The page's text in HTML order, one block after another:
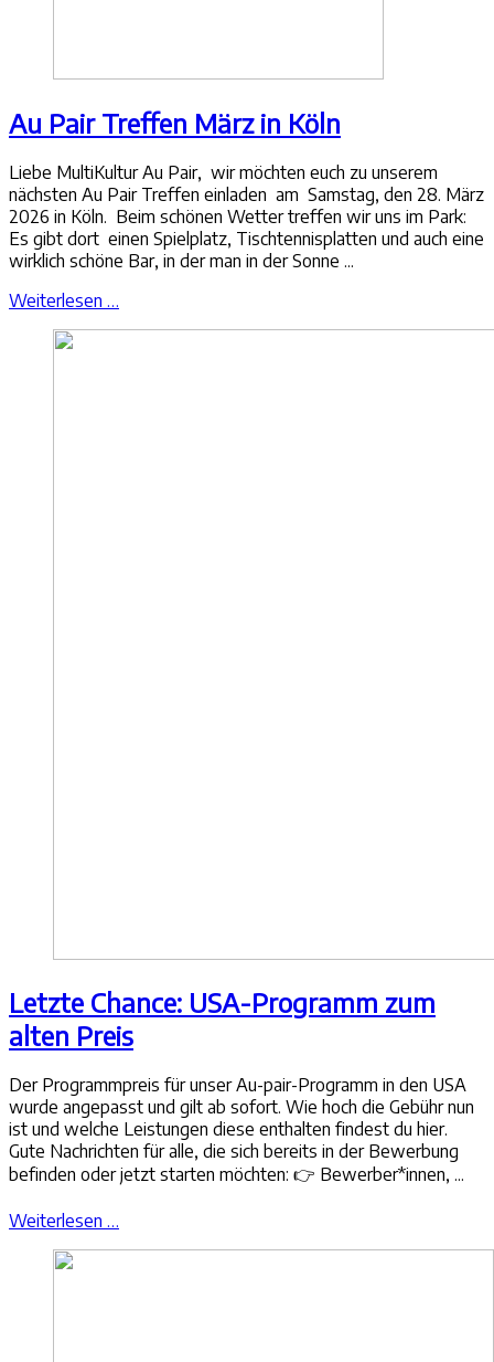
Au Pair Treffen März in Köln
Liebe MultiKultur Au Pair, wir möchten euch zu unserem
nächsten Au Pair Treffen einladen am Samstag, den 28. März
2026 in Köln. Beim schönen Wetter treffen wir uns im Park:
Es gibt dort einen Spielplatz, Tischtennisplatten und auch eine
wirklich schöne Bar, in der man in der Sonne ...
Weiterlesen …
Letzte Chance: USA-Programm zum
alten Preis
Der Programmpreis für unser Au-pair-Programm in den USA
wurde angepasst und gilt ab sofort. Wie hoch die Gebühr nun
ist und welche Leistungen diese enthalten findest du hier.
Gute Nachrichten für alle, die sich bereits in der Bewerbung
befinden oder jetzt starten möchten: 👉 Bewerber*innen, ...
Weiterlesen …